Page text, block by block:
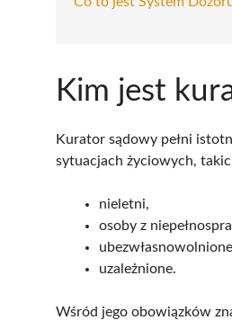
Kim jest
Kurator sądowy pełni
sytuacjach życiowych,
nieletni,
osoby z
uzależnione.
Wśród jego obowiązków